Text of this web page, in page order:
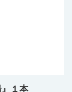
１本